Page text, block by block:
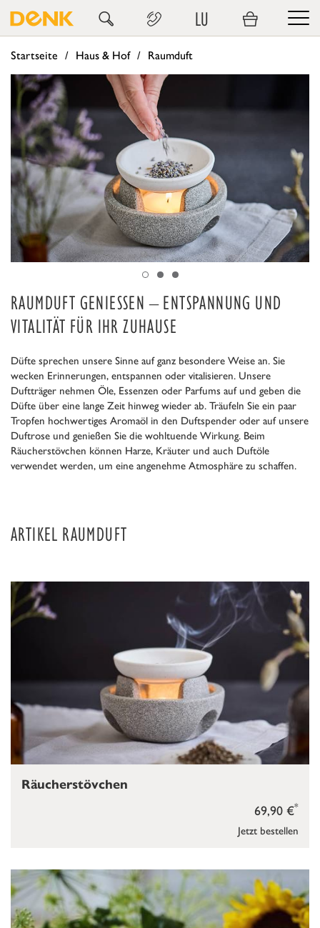
LU
Startseite Haus & Hof Raumduft
RAUMDUFT GENIESSEN – ENTSPANNUNG UND V
ITALITÄT FÜR IHR ZUHAUSE
Düfte sprechen unsere Sinne auf ganz besondere Weise an. Sie
wecken Erinnerungen, entspannen oder vitalisieren. Unsere
Duftträger nehmen Öle, Essenzen oder Parfums auf und geben die
Düfte über eine lange Zeit hinweg wieder ab. Träufeln Sie ein paar
Tropfen hochwertiges Aromaöl in den Duftspender oder auf unsere
Duftrose und genießen Sie die wohltuende Wirkung. Beim
Räucherstövchen können Harze, Kräuter und auch Duftöle
verwendet werden, um eine angenehme Atmosphäre zu schaffen.
ARTIKEL RAUMDUFT
Jetzt bestellen
69,90 €*
Räucherstövchen